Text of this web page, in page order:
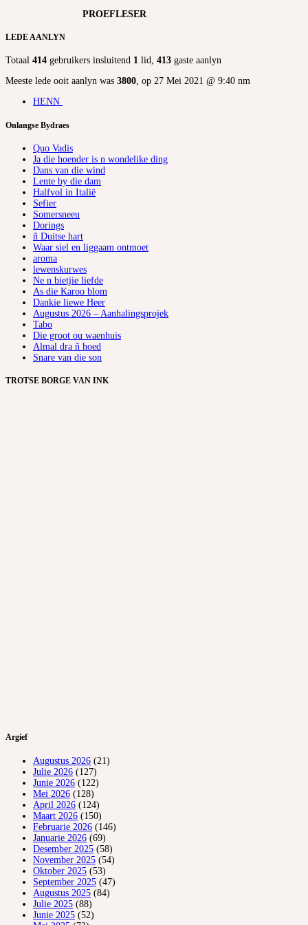
PROEFLESER
LEDE AANLYN
Totaal 414 gebruikers insluitend 1 lid, 413 gaste aanlyn
Meeste lede ooit aanlyn was 3800, op 27 Mei 2021 @ 9:40 nm
HENN
Onlangse Bydraes
Quo Vadis
Ja die hoender is n wondelike ding
Dans van die wind
Lente by die dam
Halfvol in Italië
Sefier
Somersneeu
Dorings
ñ Duitse hart
Waar siel en liggaam ontmoet
aroma
lewenskurwes
Ne n bietjie liefde
As die Karoo blom
Dankie liewe Heer
Augustus 2026 – Aanhalingsprojek
Tabo
Die groot ou waenhuis
Almal dra ñ hoed
Snare van die son
TROTSE BORGE VAN INK
Argief
Augustus 2026 (21)
Julie 2026 (127)
Junie 2026 (122)
Mei 2026 (128)
April 2026 (124)
Maart 2026 (150)
Februarie 2026 (146)
Januarie 2026 (69)
Desember 2025 (58)
November 2025 (54)
Oktober 2025 (53)
September 2025 (47)
Augustus 2025 (84)
Julie 2025 (88)
Junie 2025 (52)